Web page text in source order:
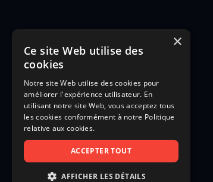
×
Ce site Web utilise des
cookies
Notre site Web utilise des cookies pour
améliorer l'expérience utilisateur. En
utilisant notre site Web, vous acceptez tous
les cookies conformément à notre Politique
relative aux cookies.
ACCEPTER TOUT
AFFICHER LES DÉTAILS